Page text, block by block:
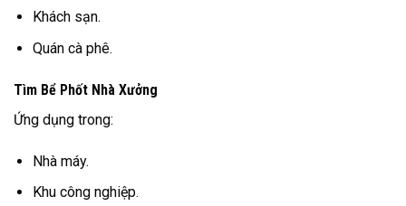
Khách sạn.
Quán cà phê.
Tìm Bể Phốt Nhà Xưởng
Ứng dụng trong:
Nhà máy.
Khu công nghiệp.